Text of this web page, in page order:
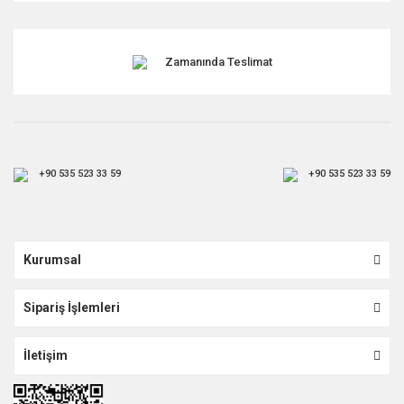
Zamanında Teslimat
+90 535 523 33 59 +90 535 523 33 59
Kurumsal
Sipariş İşlemleri
İletişim